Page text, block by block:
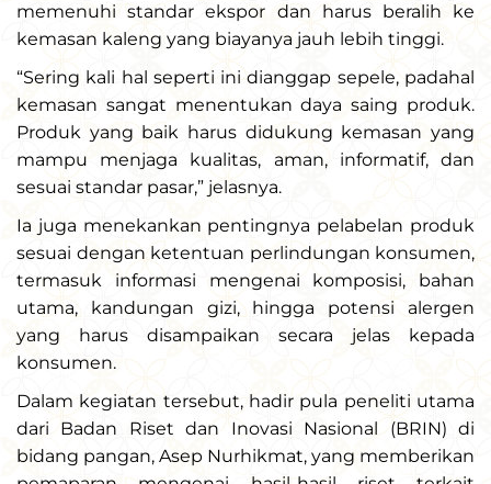
memenuhi standar ekspor dan harus beralih ke
kemasan kaleng yang biayanya jauh lebih tinggi.
“Sering kali hal seperti ini dianggap sepele, padahal
kemasan sangat menentukan daya saing produk.
Produk yang baik harus didukung kemasan yang
mampu menjaga kualitas, aman, informatif, dan
sesuai standar pasar,” jelasnya.
Ia juga menekankan pentingnya pelabelan produk
sesuai dengan ketentuan perlindungan konsumen,
termasuk informasi mengenai komposisi, bahan
utama, kandungan gizi, hingga potensi alergen
yang harus disampaikan secara jelas kepada
konsumen.
Dalam kegiatan tersebut, hadir pula peneliti utama
dari Badan Riset dan Inovasi Nasional (BRIN) di
bidang pangan, Asep Nurhikmat, yang memberikan